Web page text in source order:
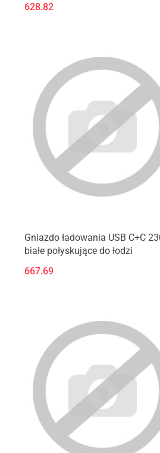
628.82
Gniazdo ładowania USB C+C
białe połyskujące do łodzi
667.69